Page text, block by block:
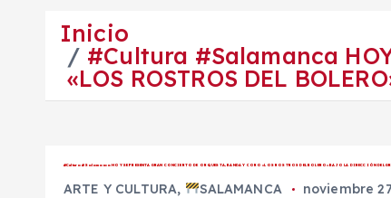
Inicio
#Cultura #Salamanca HOY
«LOS ROSTROS DEL
#Cultura #Salamanca HOY SE PRESENTA GRAN CONCIERTO DE ORQUESTA, BANDA Y CORO «LOS ROSTROS DEL BOLERO» BAJO LA DIRECCIÓN DEL
ARTE Y CULTURA, SALAMANCA noviembre